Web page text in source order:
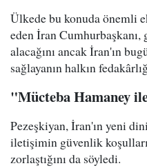
Ülkede bu konuda önemli
eden İran
alacağını ancak İran'ın
sağlayanın halkın
"Mücteba Hamaney
Pezeşkiyan, İran'ın yeni
iletişimin güvenlik
zorlaştığını da söyledi.